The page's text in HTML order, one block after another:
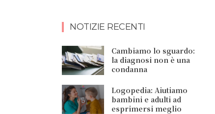
NOTIZIE RECENTI
Cambiamo lo sguardo:
la diagnosi non è una
condanna
Logopedia: Aiutiamo
bambini e adulti ad
esprimersi meglio